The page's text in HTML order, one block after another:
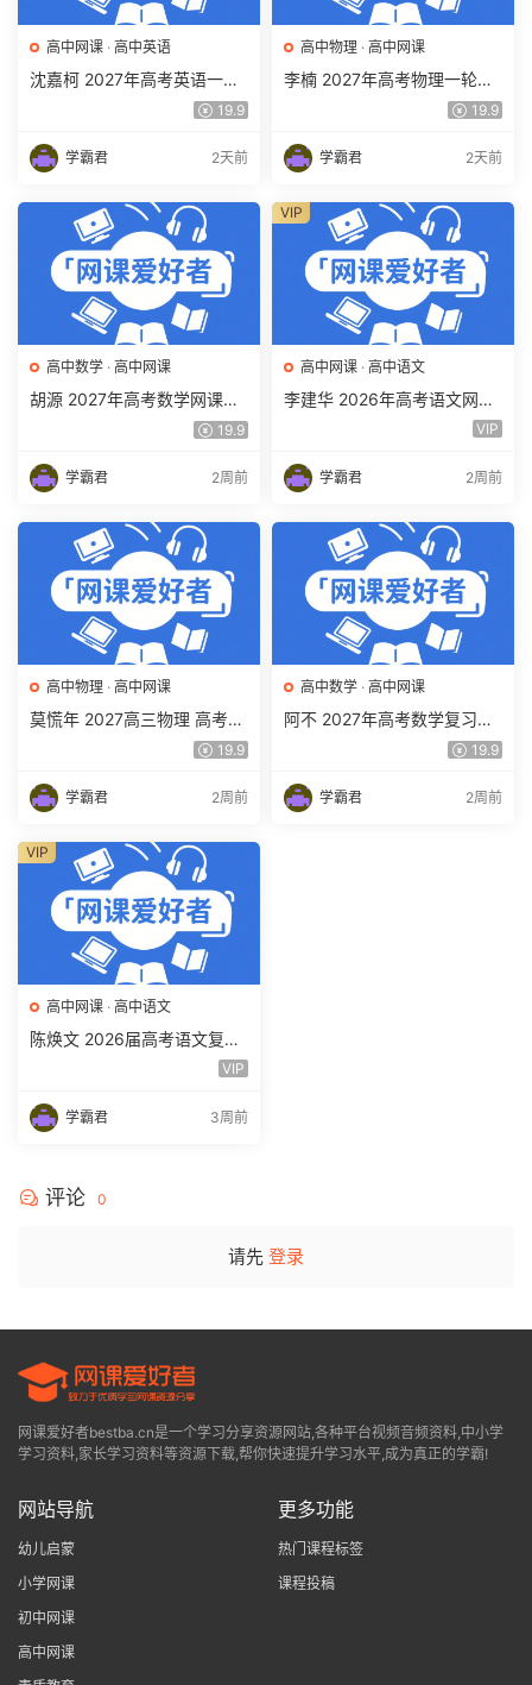
高中网课 · 高中英语
沈嘉柯 2027年高考英语一轮
复习网课教程 高三英语 上学
下载
19.9
学霸君 2天前
高中物理 · 高中网课
李楠 2027年高考物理一轮复
习网课教程 高三物理 上学期
载
19.9
学霸君 2天前
高中数学 · 高中网课
胡源 2027年高考数学网课教
程 高三数学 一轮复习暑假班
19.9
学霸君 2周前
高中网课 · 高中语文
李建华 2026年高考语文网课
教程 高三语文 a+二三轮复习
VIP
学霸君 2周前
VIP
高中物理 · 高中网课
莫慌年 2027高三物理 高考物
19.9
学霸君 2周前
高中数学 · 高中网课
阿不 2027年高考数学复习网
课教程 高三数学 一轮复习视
19.9
学霸君 2周前
高中网课 · 高中语文
陈焕文 2026届高考语文复习
网课 高三语文 一二三轮视频
VIP
学霸君 3周前
VIP
评论 0
请先 登录
网课爱好者bestba.cn是一个学习分享资源网站,各种平台视频音频资料,中小学
学习资料,家长学习资料等资源下载,帮你快速提升学习水平,成为真正的学霸!
网站导航
幼儿启蒙
小学网课
初中网课
高中网课
更多功能
热门课程标签
课程投稿